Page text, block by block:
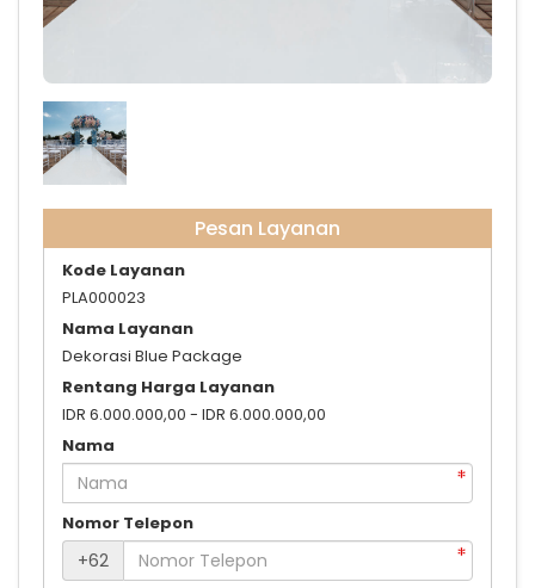
dekor-blue
Pesan Layanan
Kode Layanan
PLA000023
Nama Layanan
Dekorasi Blue Package
Rentang Harga Layanan
IDR 6.000.000,00 - IDR 6.000.000,00
Nama
Nomor Telepon
+62